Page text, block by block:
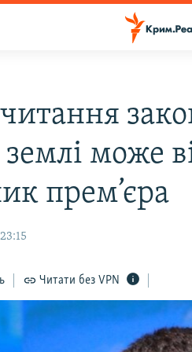
може
прем’єра
Читати без VPN